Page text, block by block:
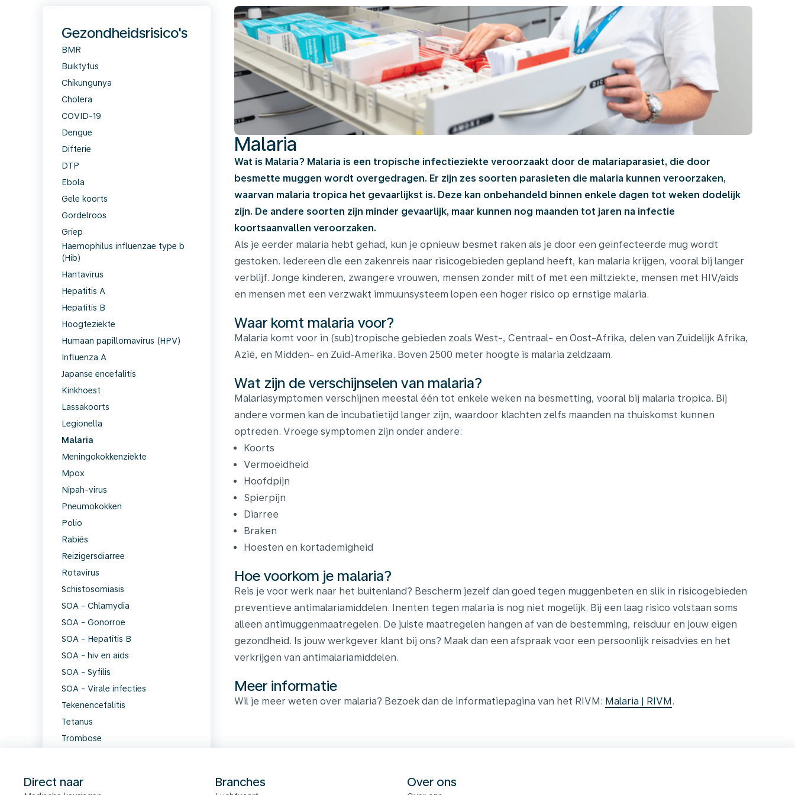
Gezondheidsrisico's
BMR
Buiktyfus
Chikungunya
Cholera
COVID-19
Dengue
Difterie
DTP
Ebola
Gele koorts
Gordelroos
Griep
Haemophilus influenzae type b
(Hib)
Hantavirus
Hepatitis A
Hepatitis B
Hoogteziekte
Humaan papillomavirus (HPV)
Influenza A
Japanse encefalitis
Kinkhoest
Lassakoorts
Legionella
Malaria
Meningokokkenziekte
Mpox
Nipah-virus
Pneumokokken
Polio
Rabiës
Reizigersdiarree
Rotavirus
Schistosomiasis
SOA - Chlamydia
SOA - Gonorroe
SOA - Hepatitis B
SOA - hiv en aids
SOA - Syfilis
SOA - Virale infecties
Tekenencefalitis
Tetanus
Trombose
Vogelgriep
Malaria
Wat is Malaria? Malaria is een tropische infectieziekte veroorzaakt door de malariaparasiet, die door
besmette muggen wordt overgedragen. Er zijn zes soorten parasieten die malaria kunnen veroorzaken,
waarvan malaria tropica het gevaarlijkst is. Deze kan onbehandeld binnen enkele dagen tot weken dodelijk
zijn. De andere soorten zijn minder gevaarlijk, maar kunnen nog maanden tot jaren na infectie
koortsaanvallen veroorzaken.
Als je eerder malaria hebt gehad, kun je opnieuw besmet raken als je door een geïnfecteerde mug wordt
gestoken. Iedereen die een zakenreis naar risicogebieden gepland heeft, kan malaria krijgen, vooral bij langer
verblijf. Jonge kinderen, zwangere vrouwen, mensen zonder milt of met een miltziekte, mensen met HIV/aids
en mensen met een verzwakt immuunsysteem lopen een hoger risico op ernstige malaria.
Waar komt malaria voor?
Malaria komt voor in (sub)tropische gebieden zoals West-, Centraal- en Oost-Afrika, delen van Zuidelijk Afrika,
Azië, en Midden- en Zuid-Amerika. Boven 2500 meter hoogte is malaria zeldzaam.
Wat zijn de verschijnselen van malaria?
Malariasymptomen verschijnen meestal één tot enkele weken na besmetting, vooral bij malaria tropica. Bij
andere vormen kan de incubatietijd langer zijn, waardoor klachten zelfs maanden na thuiskomst kunnen
optreden. Vroege symptomen zijn onder andere:
Koorts
Vermoeidheid
Hoofdpijn
Spierpijn
Diarree
Braken
Hoesten en kortademigheid
Hoe voorkom je malaria?
Reis je voor werk naar het buitenland? Bescherm jezelf dan goed tegen muggenbeten en slik in risicogebieden
preventieve antimalariamiddelen. Inenten tegen malaria is nog niet mogelijk. Bij een laag risico volstaan soms
alleen antimuggenmaatregelen. De juiste maatregelen hangen af van de bestemming, reisduur en jouw eigen
gezondheid. Is jouw werkgever klant bij ons? Maak dan een afspraak voor een persoonlijk reisadvies en het
verkrijgen van antimalariamiddelen.
Meer informatie
Wil je meer weten over malaria? Bezoek dan de informatiepagina van het RIVM: Malaria | RIVM.
Direct naar Branches Over ons